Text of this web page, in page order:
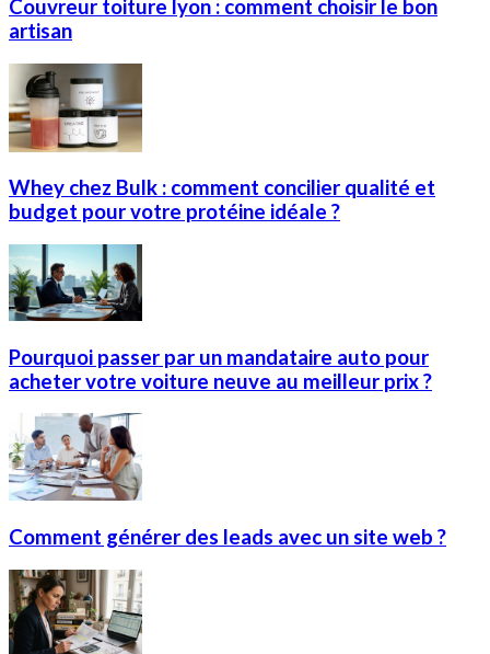
Couvreur toiture lyon : comment choisir le bon
artisan
Whey chez Bulk : comment concilier qualité et
budget pour votre protéine idéale ?
Pourquoi passer par un mandataire auto pour
acheter votre voiture neuve au meilleur prix ?
Comment générer des leads avec un site web ?